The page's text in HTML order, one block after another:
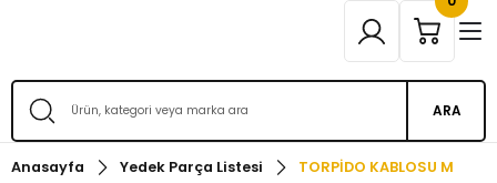
ARA
Anasayfa Yedek Parça Listesi TORPİDO KABLOSU M